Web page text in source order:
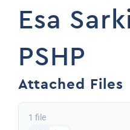
Esa
PSHP
Attached Files
1 file